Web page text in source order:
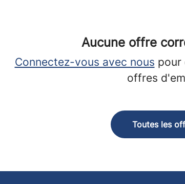
Aucune offre
Connectez-vous avec nous pour
offres
Toutes les